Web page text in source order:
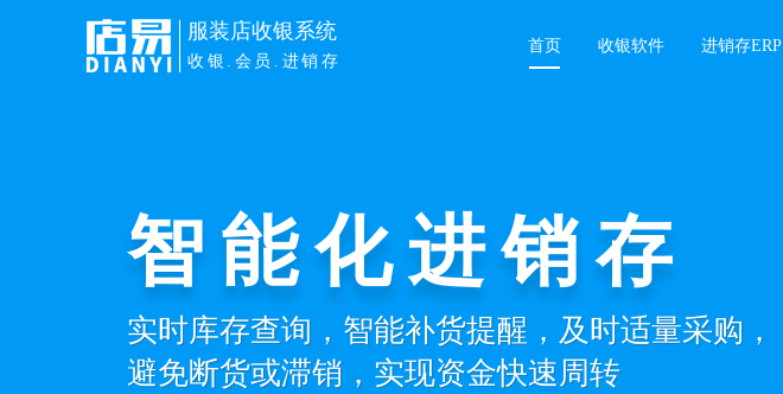
服装店收银系统
收银.会员.进销存
首页 收银软件 进销存ERP
智能化进销存
实时库存查询，智能补货提醒，及时适量采购，
避免断货或滞销，实现资金快速周转